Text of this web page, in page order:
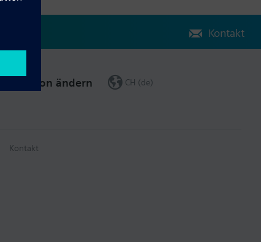
Kontakt
Region ändern CH (de)
Kontakt